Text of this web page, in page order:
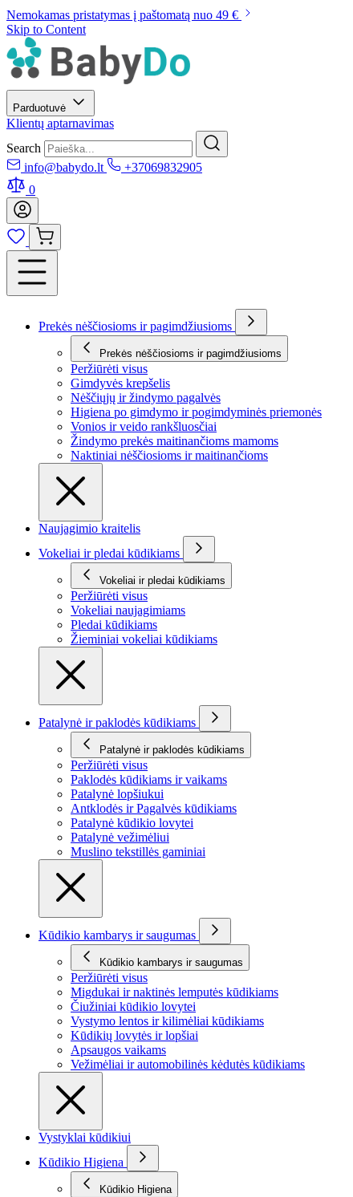
Nemokamas pristatymas į paštomatą nuo 49 €
Skip to Content
Parduotuvė
Klientų aptarnavimas
Search
info@babydo.lt
+37069832905
0
Prekės nėščiosioms ir pagimdžiusioms
Prekės nėščiosioms ir pagimdžiusioms
Peržiūrėti visus
Gimdyvės krepšelis
Nėščiųjų ir žindymo pagalvės
Higiena po gimdymo ir pogimdyminės priemonės
Vonios ir veido rankšluosčiai
Žindymo prekės maitinančioms mamoms
Naktiniai nėščiosioms ir maitinančioms
Naujagimio kraitelis
Vokeliai ir pledai kūdikiams
Vokeliai ir pledai kūdikiams
Peržiūrėti visus
Vokeliai naujagimiams
Pledai kūdikiams
Žieminiai vokeliai kūdikiams
Patalynė ir paklodės kūdikiams
Patalynė ir paklodės kūdikiams
Peržiūrėti visus
Paklodės kūdikiams ir vaikams
Patalynė lopšiukui
Antklodės ir Pagalvės kūdikiams
Patalynė kūdikio lovytei
Patalynė vežimėliui
Muslino tekstillės gaminiai
Kūdikio kambarys ir saugumas
Kūdikio kambarys ir saugumas
Peržiūrėti visus
Migdukai ir naktinės lemputės kūdikiams
Čiužiniai kūdikio lovytei
Vystymo lentos ir kilimėliai kūdikiams
Kūdikių lovytės ir lopšiai
Apsaugos vaikams
Vežimėliai ir automobilinės kėdutės kūdikiams
Vystyklai kūdikiui
Kūdikio Higiena
Kūdikio Higiena